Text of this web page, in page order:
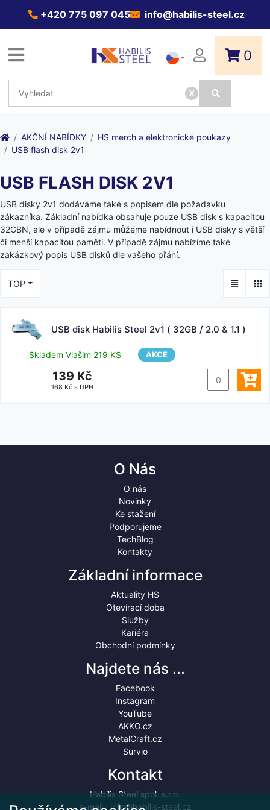
+420 775 097 045 info@habilis-steel.cz
x
0
AKČNÍ NABÍDKY
HS merch a elektronické poukazy
USB flash disk 2v1
USB FLASH DISK 2V1
USB disky 2v1 dodáváme také s popisem dle požadavku
zákazníka. Základní nabídka obsahuje pouze USB disk s kapacitou
32GBN, ale v případě zájmu můžeme nabídnout i USB disky s větší
či menší kapacitou paměti. V případě zájmu nabízíme také
zakázkový popis USB disků dle vašeho přání.
TOP
USB disk Habilis Steel 2v1 ( 32GB / 2.0 & 1.1 )
Skladem Vlašim 219 KS AKCE
139 Kč
168 Kč s DPH
O Nás
O nás
Novinky
Ke stažení
Podporujeme
TechBlog
Kontakty
Základní informace
Aktuality HS
Otevírací doba
Služby
Kariéra
Obchodní podmínky
Najdete nás ...
Facebook
Instagram
YouTube
AKKO.cz
MetalCraft.cz
Survio
Kontakt
Habilis Steel spol. s.r.o.
e-mail :info@habilis-steel.cz